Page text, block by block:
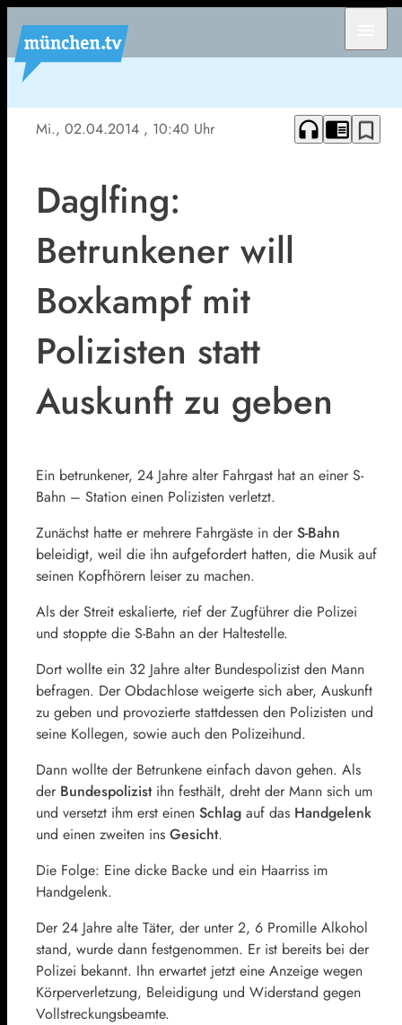
Mi., 02.04.2014 , 10:40 Uhr headphones chrome_reader_mode bookmark_border
Daglfing:
Betrunkener will
Boxkampf mit
Polizisten statt
Auskunft zu geben
Ein betrunkener, 24 Jahre alter Fahrgast hat an einer S-
Bahn – Station einen Polizisten verletzt.
Zunächst hatte er mehrere Fahrgäste in der S-Bahn
beleidigt, weil die ihn aufgefordert hatten, die Musik auf
seinen Kopfhörern leiser zu machen.
Als der Streit eskalierte, rief der Zugführer die Polizei
und stoppte die S-Bahn an der Haltestelle.
Dort wollte ein 32 Jahre alter Bundespolizist den Mann
befragen. Der Obdachlose weigerte sich aber, Auskunft
zu geben und provozierte stattdessen den Polizisten und
seine Kollegen, sowie auch den Polizeihund.
Dann wollte der Betrunkene einfach davon gehen. Als
der Bundespolizistihn festhält, dreht der Mann sich um
und versetzt ihm erst einen Schlag auf das Handgelenk
und einen zweiten ins Gesicht.
Die Folge: Eine dicke Backe und ein Haarriss im
Handgelenk.
Der 24 Jahre alte Täter, der unter 2, 6 Promille Alkohol
stand, wurde dann festgenommen. Er ist bereits bei der
Polizei bekannt. Ihn erwartet jetzt eine Anzeige wegen
Körperverletzung, Beleidigung und Widerstand gegen
Vollstreckungsbeamte.